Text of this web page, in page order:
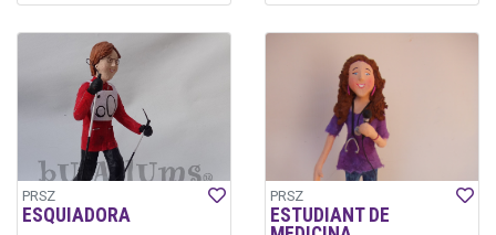
PRSZ
ESQUIADORA
PRSZ
ESTUDIANT DE